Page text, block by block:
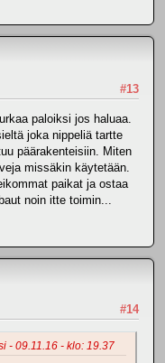
#13
paloiksi jos haluaa.
joka nippeliä tartte
päärakenteisiin. Miten
missäkin käytetään.
paikat ja ostaa
noin itte toimin...
#14
- 09.11.16 - klo: 19.37